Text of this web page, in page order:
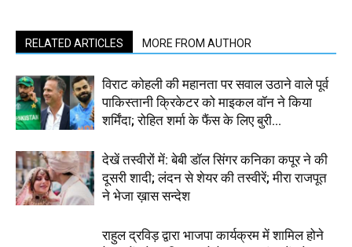
RELATED ARTICLES MORE FROM AUTHOR
विराट कोहली की महानता पर सवाल उठाने वाले पूर्व
पाकिस्तानी क्रिकेटर को माइकल वॉन ने किया
शर्मिंदा; रोहित शर्मा के फैंस के लिए बुरी...
देखें तस्वीरों में: बेबी डॉल सिंगर कनिका कपूर ने की
दूसरी शादी; लंदन से शेयर की तस्वीरें; मीरा राजपूत
ने भेजा ख़ास सन्देश
राहुल द्रविड़ द्वारा भाजपा कार्यक्रम में शामिल होने